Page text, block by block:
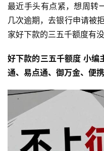
最近手头有点紧，想周转
几次逾期，去银行申请被
家好下款的三五千额度有
好下款的三五千额度 小编
通、易点通、御万金、便携